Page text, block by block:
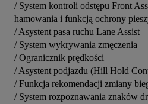
/ System kontroli odstępu Front
hamowania i funkcją ochrony
/ Asystent pasa ruchu Lane Assist
/ System wykrywania zmęczenia
/ Ogranicznik prędkości
/ Asystent podjazdu (Hill Hold
/ Funkcja rekomendacji zmiany
/ System rozpoznawania znaków